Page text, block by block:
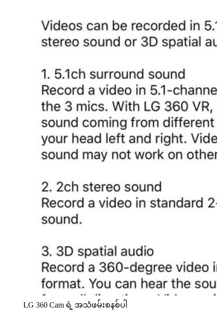
LG 360 Cam ရဲ့ အသံဖမ်းစနစ်ပါ